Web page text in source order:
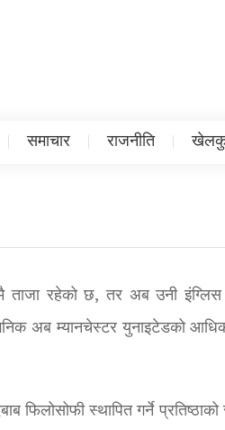
समाचार राजनीति
ताजा रहेको छ, तर अब उनी
अब म्यानचेस्टर युनाइटेडको
फिलोसोफी स्थापित गर्ने